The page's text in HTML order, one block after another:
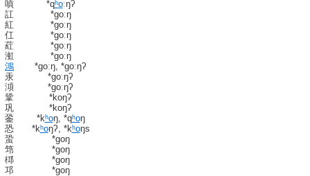
嗊
*qʰoːŋʔ
訌
*ɡoːŋ
紅
*ɡoːŋ
仜
*ɡoːŋ
葒
*ɡoːŋ
渱
*ɡoːŋ
鴻
*ɡoːŋ, *ɡoːŋʔ
汞
*ɡoːŋʔ
澒
*ɡoːŋʔ
鞏
*koŋʔ
巩
*koŋʔ
銎
*kʰoŋ, *qʰoŋ
恐
*kʰoŋʔ, *kʰoŋs
蛩
*ɡoŋ
筇
*ɡoŋ
桏
*ɡoŋ
邛
*ɡoŋ